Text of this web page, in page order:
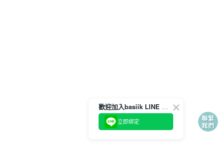
歡迎加入basiik LINE 官方帳號
立即綁定